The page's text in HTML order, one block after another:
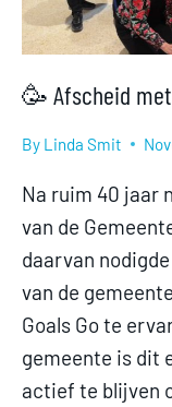
🥳 Afscheid
By Linda Smit
Na ruim 40 jaar
van de
daarvan
van de
Goals Go te
gemeente is dit
actief te blijven